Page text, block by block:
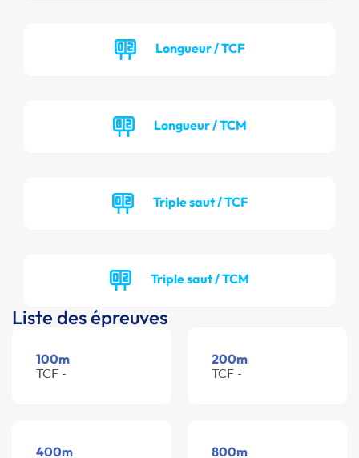
Longueur / TCF
Longueur / TCM
Triple saut / TCF
Triple saut / TCM
Liste des épreuves
100m
TCF -
200m
TCF -
400m 800m